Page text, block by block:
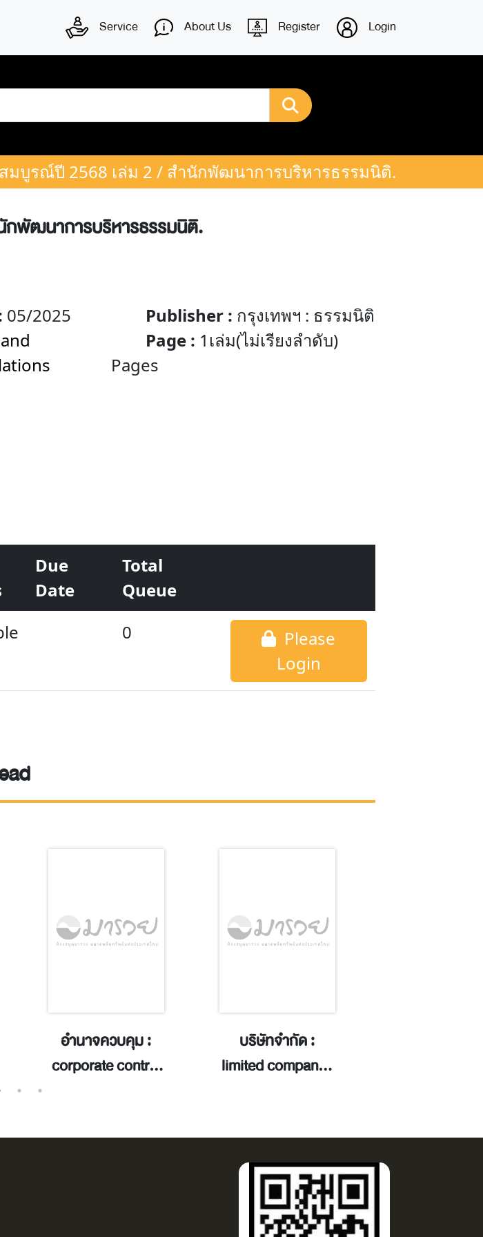
Service About Us Register Login
มบูรณ์ปี 2568 เล่ม 2 / สำนักพัฒนาการบริหารธรรมนิติ.
กพัฒนาการบริหารธรรมนิติ.
05/2025 Publisher : กรุงเทพฯ : ธรรมนิติ
Page : 1เล่ม(ไม่เรียงลำดับ)
Pages
Due
Date
Total
Queue
0
Please
Login
อำนาจควบคุม :
corporate control
บริษัทจำกัด :
limited company /